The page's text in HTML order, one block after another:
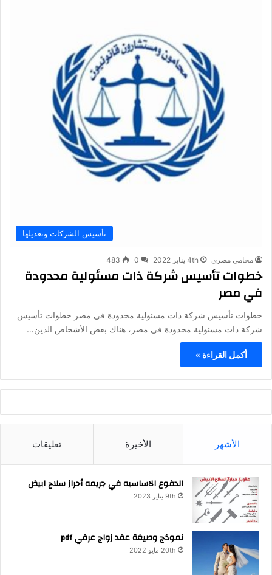
تأسيس الشركات وتعديلها
محامي مصري 4th يناير 2022 0
483
خطوات تأسيس شركة ذات مسئولية محدودة
في مصر
خطوات تأسيس شركة ذات مسئولية محدودة في مصر خطوات تأسيس
شركة ذات مسئولية محدودة في مصر، هناك بعض الأشخاص الذين…
أكمل القراءة »
الأشهر الأخيرة تعليقات
الدفوع الاساسيه في جريمه أحراز سلاح ابيض
9th يناير 2023
نموذج وصيغة عقد زواج عرفي pdf
20th مايو 2022